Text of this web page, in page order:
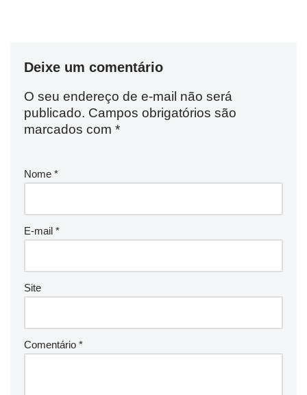
Deixe um comentário
O seu endereço de e-mail não será
publicado. Campos obrigatórios são
marcados com *
Nome *
E-mail *
Site
Comentário *